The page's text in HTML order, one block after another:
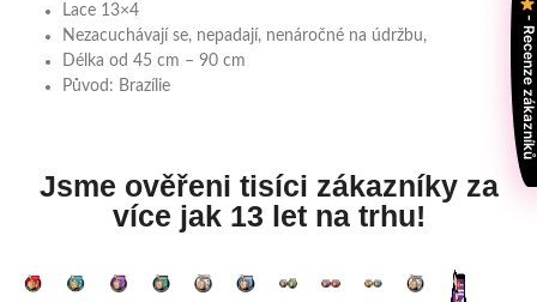
Lace 13×4
Nezacuchávají se, nepadají, nenáročné na údržbu,
Délka od 45 cm – 90 cm
Původ: Brazílie
Jsme ověřeni tisíci zákazníky za
více jak 13 let na trhu!
- Recenze zákazníků